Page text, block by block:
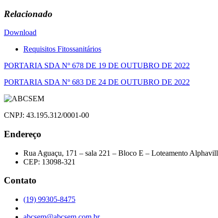
Relacionado
Download
Requisitos Fitossanitários
Navegação
de
Post
PORTARIA SDA Nº 678 DE 19 DE OUTUBRO DE 2022
PORTARIA SDA Nº 683 DE 24 DE OUTUBRO DE 2022
CNPJ: 43.195.312/0001-00
Endereço
Rua Aguaçu, 171 – sala 221 – Bloco E – Loteamento
CEP: 13098-321
Contato
(19) 99305-8475